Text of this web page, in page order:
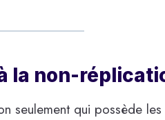
la non-
seulement qui possède